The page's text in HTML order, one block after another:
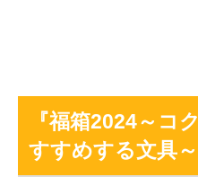
『福箱2024～コ
すすめする文具